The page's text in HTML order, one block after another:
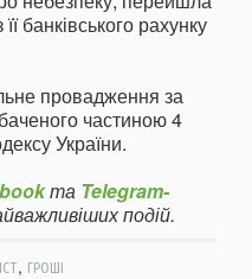
банківського рахунку
провадження за
частиною 4
України.
та Telegram-
подій.
, ГРОШІ